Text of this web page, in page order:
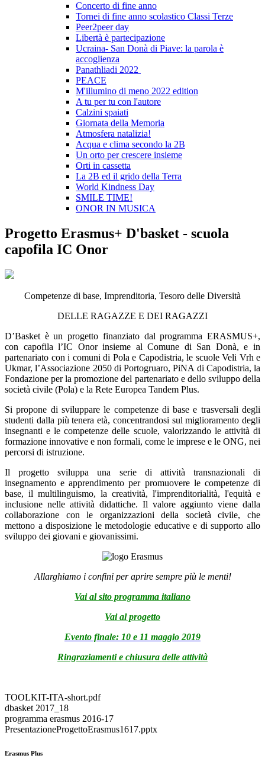
Concerto di fine anno
Tornei di fine anno scolastico Classi Terze
Peer2peer day
Libertà è partecipazione
Ucraina- San Donà di Piave: la parola è
accoglienza
Panathliadi 2022
PEACE
M'illumino di meno 2022 edition
A tu per tu con l'autore
Calzini spaiati
Giornata della Memoria
Atmosfera natalizia!
Acqua e clima secondo la 2B
Un orto per crescere insieme
Orti in cassetta
La 2B ed il grido della Terra
World Kindness Day
SMILE TIME!
ONOR IN MUSICA
Progetto Erasmus+ D'basket - scuola
capofila IC Onor
Competenze di base, Imprenditoria, Tesoro delle Diversità
DELLE RAGAZZE E DEI RAGAZZI
D’Basket è un progetto finanziato dal programma ERASMUS+,
con capofila l’IC Onor insieme al Comune di San Donà, e in
partenariato con i comuni di Pola e Capodistria, le scuole Veli Vrh e
Ukmar, l’Associazione 2050 di Portogruaro, PiNA di Capodistria, la
Fondazione per la promozione del partenariato e dello sviluppo della
società civile (Pola) e la Rete Europea Tandem Plus.
Si propone di sviluppare le competenze di base e trasversali degli
studenti dalla più tenera età, concentrandosi sul miglioramento degli
insegnanti e le competenze delle scuole, valorizzando le attività di
formazione innovative e non formali, come le imprese e le ONG, nei
percorsi di istruzione.
Il progetto sviluppa una serie di attività transnazionali di
insegnamento e apprendimento per promuovere le competenze di
base, il multilinguismo, la creatività, l'imprenditorialità, l'equità e
inclusione nelle attività didattiche. Il valore aggiunto viene dalla
collaborazione con le organizzazioni della società civile, che
mettono a disposizione le metodologie educative e di supporto allo
sviluppo dei giovani e giovanissimi.
Allarghiamo i confini per aprire sempre più le menti!
Vai al sito programma italiano
Vai al progetto
Evento finale: 10 e 11 maggio 2019
Ringraziamenti e chiusura delle attività
TOOLKIT-ITA-short.pdf
dbasket 2017_18
programma erasmus 2016-17
PresentazioneProgettoErasmus1617.pptx
Erasmus Plus